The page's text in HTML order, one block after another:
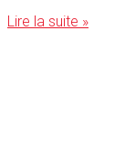
Lire la suite »